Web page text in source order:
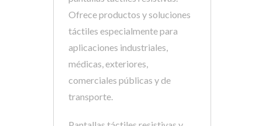
Ofrece productos y soluciones
táctiles especialmente para
aplicaciones industriales,
médicas, exteriores,
comerciales públicas y de
transporte.